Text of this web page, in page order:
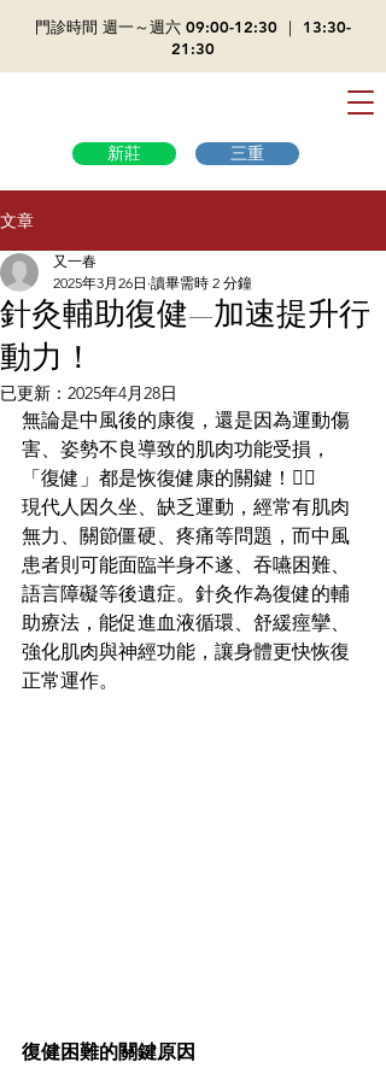
​門診時間 週一～週六 09:00-12:30 ｜ 13:30-
21:30
新莊 三重
文章
針灸輔助復健—加速提升行
動力！
又一春
2025年3月26日 讀畢需時 2 分鐘
已更新： 2025年4月28日
無論是中風後的康復，還是因為運動傷
害、姿勢不良導致的肌肉功能受損，
「復健」都是恢復健康的關鍵！🤸‍♂️
現代人因久坐、缺乏運動，經常有肌肉
無力、關節僵硬、疼痛等問題，而中風
患者則可能面臨半身不遂、吞嚥困難、
語言障礙等後遺症。針灸作為復健的輔
助療法，能促進血液循環、舒緩痙攣、
強化肌肉與神經功能，讓身體更快恢復
正常運作。
復健困難的關鍵原因